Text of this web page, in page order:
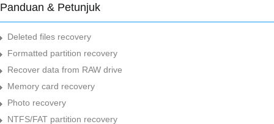
Panduan & Petunjuk
Deleted files recovery
Formatted partition recovery
Recover data from RAW drive
Memory card recovery
Photo recovery
NTFS/FAT partition recovery